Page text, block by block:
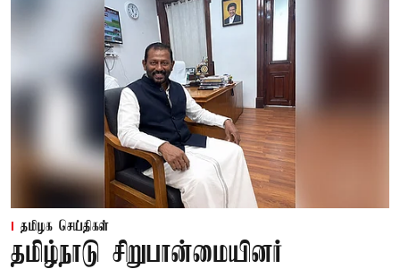
தமிழக செய்திகள்
தமிழ்நாடு சிறுபான்மையினர்